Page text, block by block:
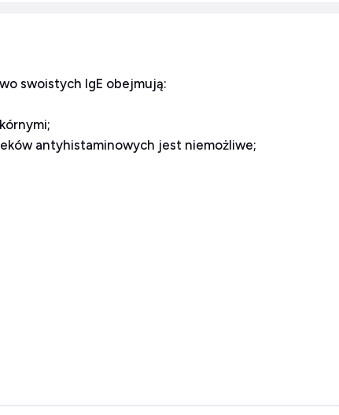
swoistych IgE obejmują:
antyhistaminowych jest niemożliwe;